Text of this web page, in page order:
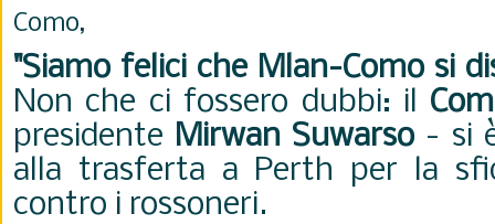
Como,
"Siamo felici che Mlan-Como si
Non che ci fossero dubbi: il
presidente Mirwan Suwarso- si
alla trasferta a Perth per la
contro i rossoneri.